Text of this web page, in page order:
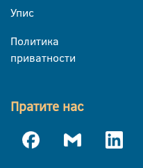
Упис
Политика
приватности
Пратите нас